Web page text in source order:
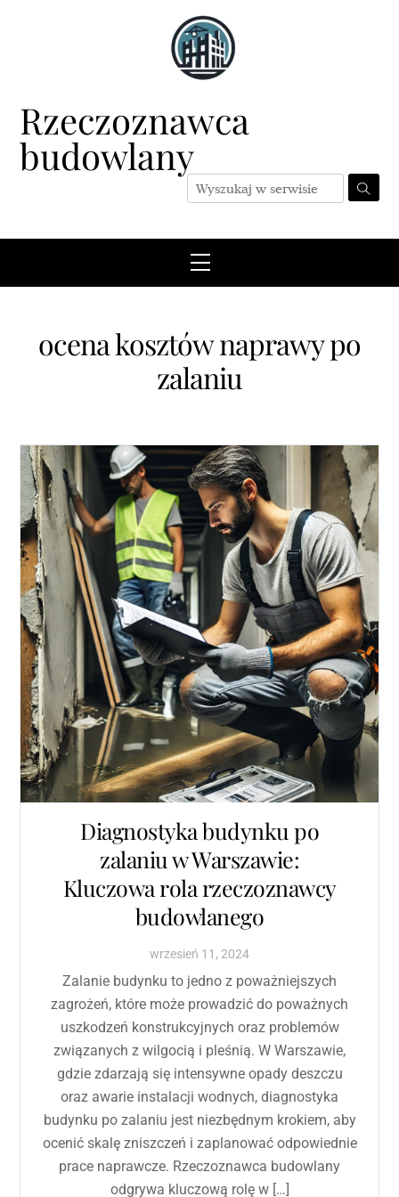
Rzeczoznawca
budowlany
Menu
ocena kosztów naprawy po
zalaniu
Diagnostyka budynku po
zalaniu w Warszawie:
Kluczowa rola rzeczoznawcy
budowlanego
wrzesień 11 , 2024
Zalanie budynku to jedno z poważniejszych
zagrożeń, które może prowadzić do poważnych
uszkodzeń konstrukcyjnych oraz problemów
związanych z wilgocią i pleśnią. W Warszawie,
gdzie zdarzają się intensywne opady deszczu
oraz awarie instalacji wodnych, diagnostyka
budynku po zalaniu jest niezbędnym krokiem, aby
ocenić skalę zniszczeń i zaplanować odpowiednie
prace naprawcze. Rzeczoznawca budowlany
odgrywa kluczową rolę w […]